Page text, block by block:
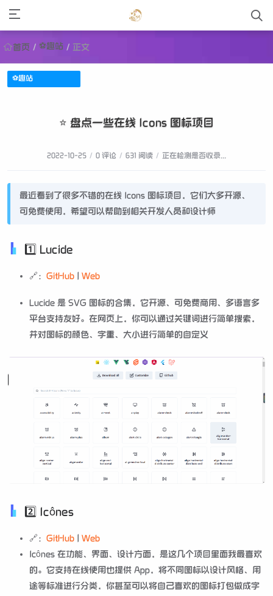
首页 / ⚽趣站 / 正文
⚽趣站
⭐️ 盘点一些在线 Icons 图标项目
2022-10-25 / 0 评论 / 631 阅读 / 正在检测是否收录...
最近看到了很多不错的在线 Icons 图标项目，它们大多开源、
可免费使用，希望可以帮助到相关开发人员和设计师
1️⃣ Lucide
🔗： GitHub Web
Lucide 是 SVG 图标的合集，它开源、可免费商用、多语言多
平台支持友好。在网页上，你可以通过关键词进行简单搜索，
并对图标的颜色、字重、大小进行简单的自定义
2️⃣ Icônes
🔗： GitHub
Web
Icônes 在功能、界面、设计方面，是这几个项目里面我最喜欢
的。它支持在线使用也提供 App，将不同图标以设计风格、用
途等标准进行分类，你甚至可以将自己喜欢的图标打包做成字